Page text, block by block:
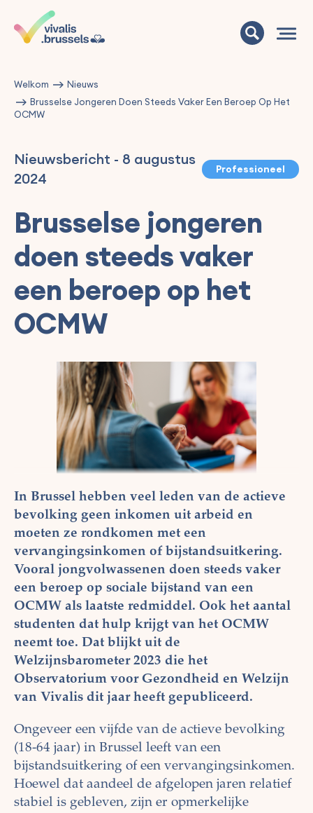
Welkom
Nieuws
Brusselse Jongeren Doen Steeds Vaker Een Beroep Op Het
OCMW
Nieuwsbericht - 8 augustus
2024
Professioneel
Brusselse jongeren
doen steeds vaker
een beroep op het
OCMW
In Brussel hebben veel leden van de actieve
bevolking geen inkomen uit arbeid en
moeten ze rondkomen met een
vervangingsinkomen of bijstandsuitkering.
Vooral jongvolwassenen doen steeds vaker
een beroep op sociale bijstand van een
OCMW als laatste redmiddel. Ook het aantal
studenten dat hulp krijgt van het OCMW
neemt toe. Dat blijkt uit de
Welzijnsbarometer 2023 die het
Observatorium voor Gezondheid en Welzijn
van Vivalis dit jaar heeft gepubliceerd.
Ongeveer een vijfde van de actieve bevolking
(18-64 jaar) in Brussel leeft van een
bijstandsuitkering of een vervangingsinkomen.
Hoewel dat aandeel de afgelopen jaren relatief
stabiel is gebleven, zijn er opmerkelijke